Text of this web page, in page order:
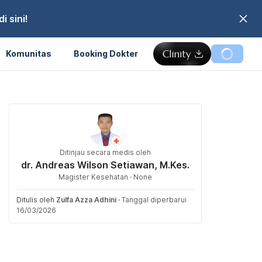
sini!
Komunitas Booking Dokter
Ditinjau secara medis oleh
dr. Andreas Wilson Setiawan, M.Kes.
Magister Kesehatan · None
Ditulis oleh Zulfa Azza Adhini · Tanggal diperbarui
16/03/2026